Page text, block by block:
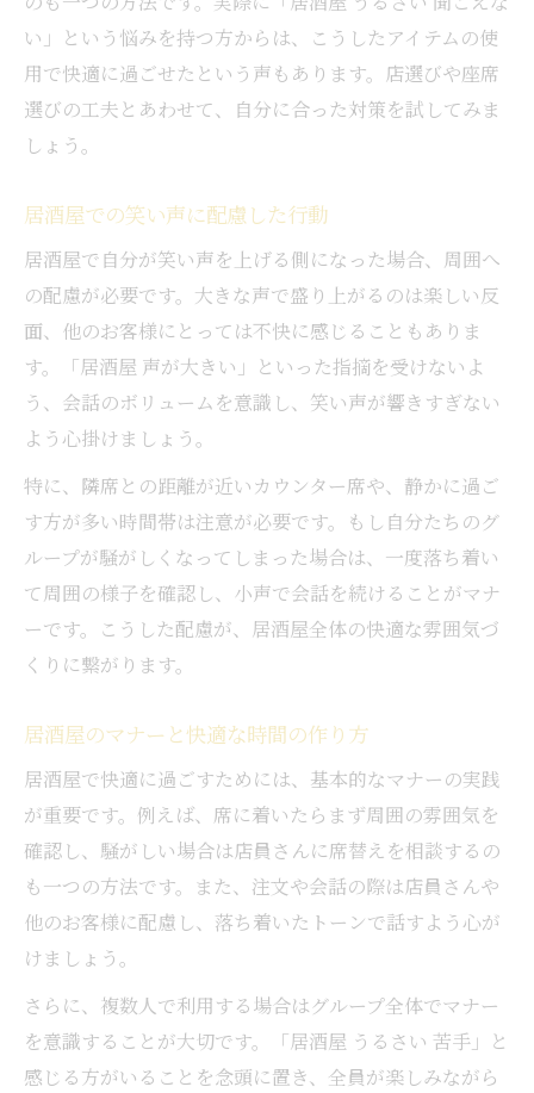
い」という悩みを持つ方からは、こうしたアイテムの使
用で快適に過ごせたという声もあります。店選びや座席
選びの工夫とあわせて、自分に合った対策を試してみま
しょう。
居酒屋での笑い声に配慮した行動
居酒屋で自分が笑い声を上げる側になった場合、周囲へ
の配慮が必要です。大きな声で盛り上がるのは楽しい反
面、他のお客様にとっては不快に感じることもありま
す。「居酒屋 声が大きい」といった指摘を受けないよ
う、会話のボリュームを意識し、笑い声が響きすぎない
よう心掛けましょう。
特に、隣席との距離が近いカウンター席や、静かに過ご
す方が多い時間帯は注意が必要です。もし自分たちのグ
ループが騒がしくなってしまった場合は、一度落ち着い
て周囲の様子を確認し、小声で会話を続けることがマナ
ーです。こうした配慮が、居酒屋全体の快適な雰囲気づ
くりに繋がります。
居酒屋のマナーと快適な時間の作り方
居酒屋で快適に過ごすためには、基本的なマナーの実践
が重要です。例えば、席に着いたらまず周囲の雰囲気を
確認し、騒がしい場合は店員さんに席替えを相談するの
も一つの方法です。また、注文や会話の際は店員さんや
他のお客様に配慮し、落ち着いたトーンで話すよう心が
けましょう。
さらに、複数人で利用する場合はグループ全体でマナー
を意識することが大切です。「居酒屋 うるさい 苦手」と
感じる方がいることを念頭に置き、全員が楽しみながら